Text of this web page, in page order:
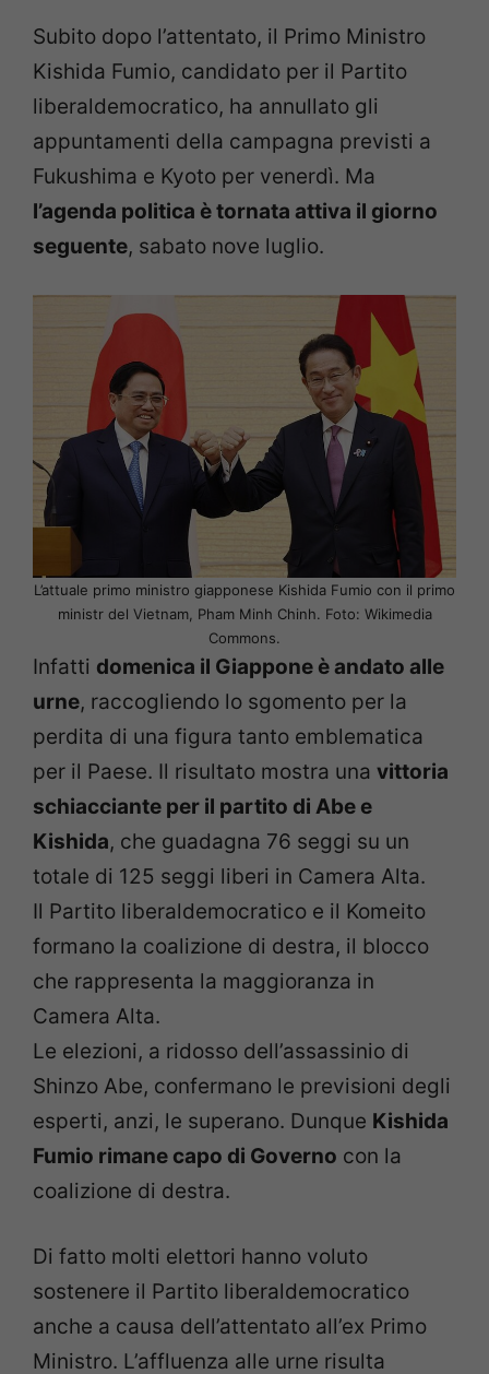
Subito dopo l’attentato, il Primo Ministro
Kishida Fumio, candidato per il Partito
liberaldemocratico, ha annullato gli
appuntamenti della campagna previsti a
Fukushima e Kyoto per venerdì. Ma
l’agenda politica è tornata attiva il giorno
seguente, sabato nove luglio.
L’attuale primo ministro giapponese Kishida Fumio con il primo
ministr del Vietnam, Pham Minh Chinh. Foto: Wikimedia
Commons.
Infatti domenica il Giappone è andato alle
urne, raccogliendo lo sgomento per la
perdita di una figura tanto emblematica
per il Paese. Il risultato mostra una vittoria
schiacciante per il partito di Abe e
Kishida, che guadagna 76 seggi su un
totale di 125 seggi liberi in Camera Alta.
Il Partito liberaldemocratico e il Komeito
formano la coalizione di destra, il blocco
che rappresenta la maggioranza in
Camera Alta.
Le elezioni, a ridosso dell’assassinio di
Shinzo Abe, confermano le previsioni degli
esperti, anzi, le superano. Dunque Kishida
Fumio rimane capo di Governo con la
coalizione di destra.
Di fatto molti elettori hanno voluto
sostenere il Partito liberaldemocratico
anche a causa dell’attentato all’ex Primo
Ministro. L’affluenza alle urne risulta